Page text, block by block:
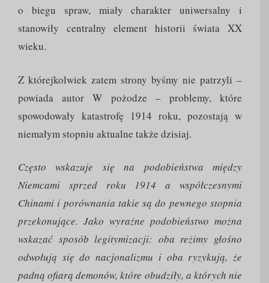
o biegu spraw, miały charakter uniwersalny i
stanowiły centralny element historii świata XX
wieku.
Z którejkolwiek zatem strony byśmy nie patrzyli –
powiada autor W pożodze – problemy, które
spowodowały katastrofę 1914 roku, pozostają w
niemałym stopniu aktualne także dzisiaj.
Często wskazuje się na podobieństwa między
Niemcami sprzed roku 1914 a współczesnymi
Chinami i porównania takie są do pewnego stopnia
przekonujące. Jako wyraźne podobieństwo można
wskazać sposób legitymizacji: oba reżimy głośno
odwołują się do nacjonalizmu i oba ryzykują, że
padną ofiarą demonów, które obudziły, a których nie